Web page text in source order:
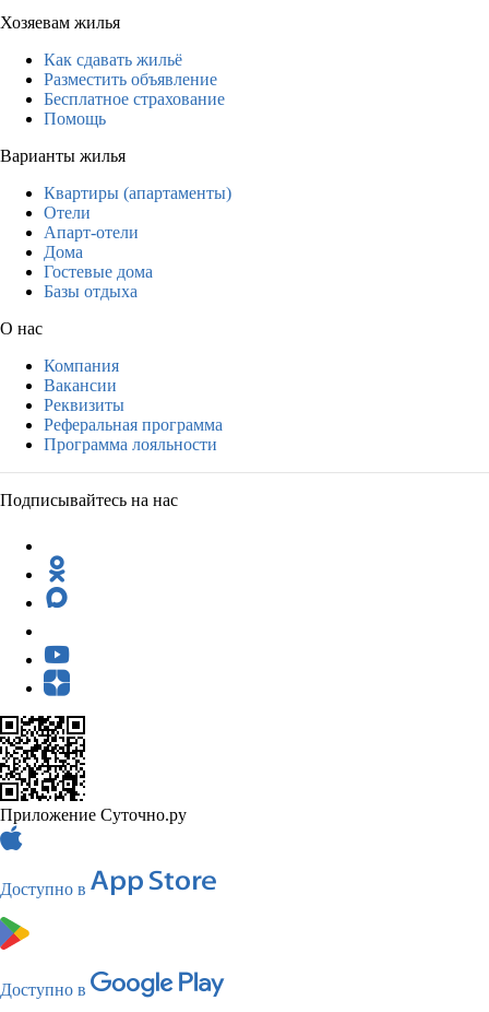
Хозяевам жилья
Как сдавать жильё
Разместить объявление
Бесплатное страхование
Помощь
Варианты жилья
Квартиры (апартаменты)
Отели
Апарт-отели
Дома
Гостевые дома
Базы отдыха
О нас
Компания
Вакансии
Реквизиты
Реферальная программа
Программа лояльности
Подписывайтесь на нас
Приложение Суточно.ру
Доступно в
Доступно в